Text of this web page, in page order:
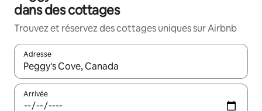
dans des cottages
Trouvez et réservez des cottages uniques sur Airbnb
Adresse
Lorsque les résultats s'affichent, utilisez les flèches vers le
Arrivée